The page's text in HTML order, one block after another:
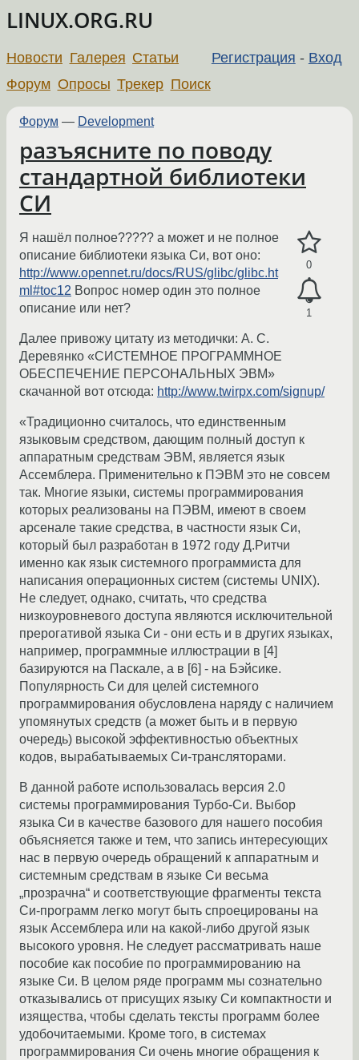
LINUX.ORG.RU
Регистрация - Вход
Новости Галерея Статьи
Форум Опросы Трекер Поиск
Форум — Development
разъясните по поводу
стандартной библиотеки
СИ
0
1
Я нашёл полное????? а может и не полное
описание библиотеки языка Си, вот оно:
http://www.opennet.ru/docs/RUS/glibc/glibc.ht
ml#toc12 Вопрос номер один это полное
описание или нет?
Далее привожу цитату из методички: А. С.
Деревянко «СИСТЕМНОЕ ПРОГРАММНОЕ
ОБЕСПЕЧЕНИЕ ПЕРСОНАЛЬНЫХ ЭВМ»
скачанной вот отсюда: http://www.twirpx.com/signup/
«Традиционно считалось, что единственным
языковым средством, дающим полный доступ к
аппаратным средствам ЭВМ, является язык
Ассемблера. Применительно к ПЭВМ это не совсем
так. Многие языки, системы программирования
которых реализованы на ПЭВМ, имеют в своем
арсенале такие средства, в частности язык Си,
который был разработан в 1972 году Д.Ритчи
именно как язык системного программиста для
написания операционных систем (системы UNIX).
Не следует, однако, считать, что средства
низкоуровневого доступа являются исключительной
прерогативой языка Си - они есть и в других языках,
например, программные иллюстрации в [4]
базируются на Паскале, а в [6] - на Бэйсике.
Популярность Си для целей системного
программирования обусловлена наряду с наличием
упомянутых средств (а может быть и в первую
очередь) высокой эффективностью объектных
кодов, вырабатываемых Си-трансляторами.
В данной работе использовалась версия 2.0
системы программирования Турбо-Си. Выбор
языка Си в качестве базового для нашего пособия
объясняется также и тем, что запись интересующих
нас в первую очередь обращений к аппаратным и
системным средствам в языке Си весьма
„прозрачна“ и соответствующие фрагменты текста
Си-программ легко могут быть спроецированы на
язык Ассемблера или на какой-либо другой язык
высокого уровня. Не следует рассматривать наше
пособие как пособие по программированию на
языке Си. В целом ряде программ мы сознательно
отказывались от присущих языку Си компактности и
изящества, чтобы сделать тексты программ более
удобочитаемыми. Кроме того, в системах
программирования Си очень многие обращения к